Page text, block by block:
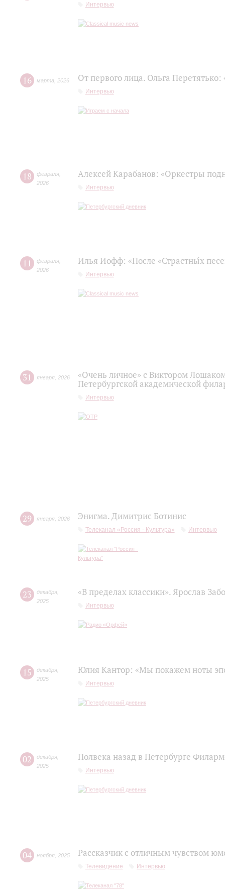
Интервью
16 марта 2026 От первого лица. Ольга Перетятько:
Интервью
18 февраля
2026
Алексей Карабанов: «Оркестры
Интервью
11 февраля
2026
Илья Иофф: «После «Страстны́х
Интервью
31 января 2026
«Очень личное» с Виктором
Петербургской академической
Интервью
29 января 2026 Энигма. Димитрис Ботинис
Телеканал «Россия - Культура» Интервью
23 декабря
2025
«В пределах классики». Ярослав
Интервью
15 декабря
2025
Юлия Кантор: «Мы покажем ноты
Интервью
02 декабря
2025
Полвека назад в Петербурге
Интервью
04 ноября 2025 Рассказчик с отличным чувством
Телевидение Интервью